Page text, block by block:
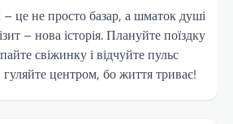
це не просто базар, а шматок душі
– нова історія. Плануйте поїздку
свіжинку і відчуйте пульс
центром, бо життя триває!